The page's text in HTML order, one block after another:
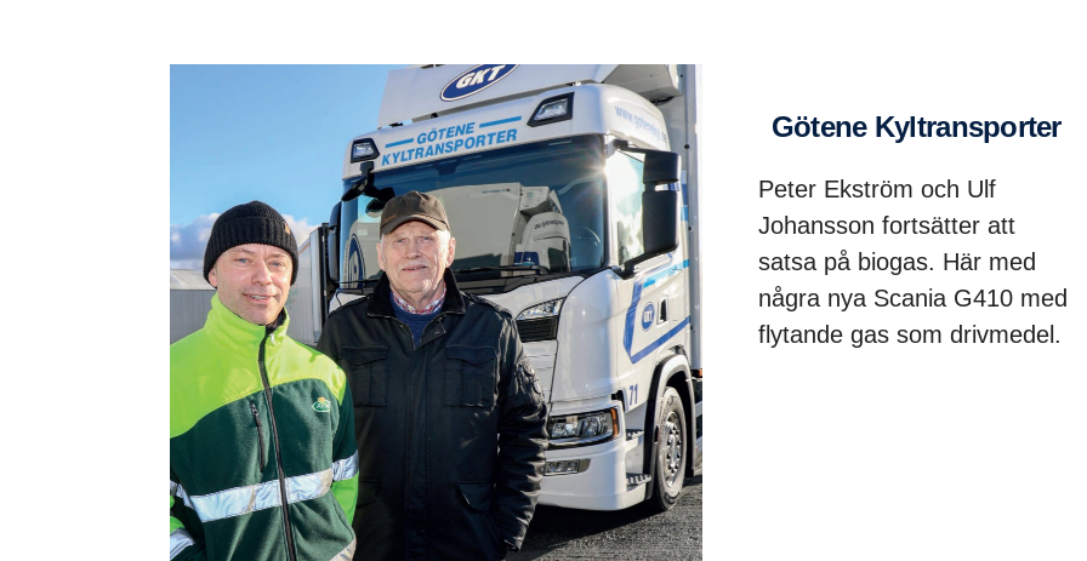
Götene Kyltrans­porter
Peter Ekström och Ulf
Johansson fortsätter att
satsa på biogas. Här med
några nya Scania G410 med
flytande gas som drivmedel.